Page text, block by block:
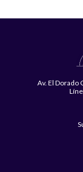
Av. El Dorado